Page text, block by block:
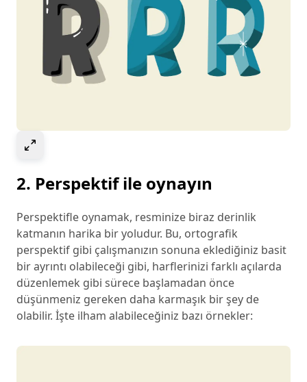
2. Perspektif ile oynayın
Perspektifle oynamak, resminize biraz derinlik
katmanın harika bir yoludur. Bu, ortografik
perspektif gibi çalışmanızın sonuna eklediğiniz basit
bir ayrıntı olabileceği gibi, harflerinizi farklı açılarda
düzenlemek gibi sürece başlamadan önce
düşünmeniz gereken daha karmaşık bir şey de
olabilir. İşte ilham alabileceğiniz bazı örnekler: